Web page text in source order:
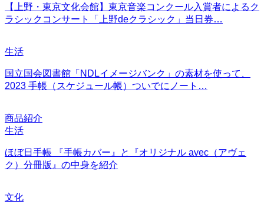
【上野・東京文化会館】東京音楽コンクール入賞者によるク
ラシックコンサート「上野deクラシック」当日券…
生活
国立国会図書館「NDLイメージバンク」の素材を使って、
2023 手帳（スケジュール帳）ついでにノート…
商品紹介
生活
ほぼ日手帳 『手帳カバー』と『オリジナル avec（アヴェ
ク）分冊版』の中身を紹介
文化